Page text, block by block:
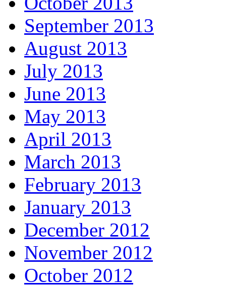
September 2013
August 2013
July 2013
June 2013
May 2013
April 2013
March 2013
February 2013
January 2013
December 2012
November 2012
October 2012